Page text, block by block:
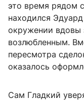
это время рядом
находился
окружении вдовы
возлюбленным.
пересмотра
оказалось
Сам Гладкий